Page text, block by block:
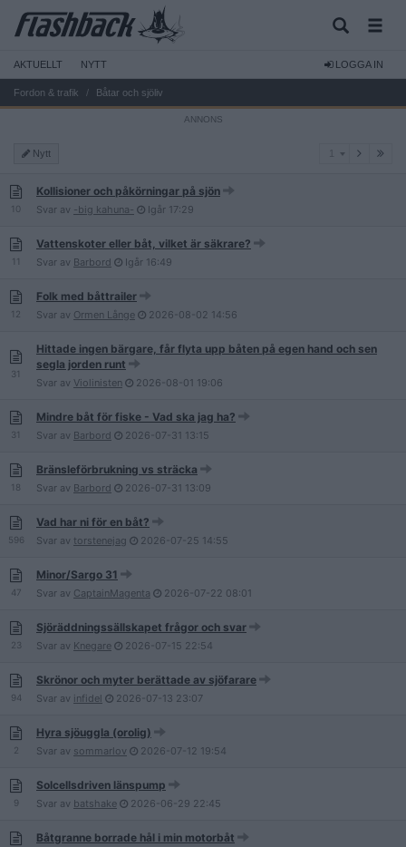
AKTUELLT NYTT LOGGA IN
Fordon & trafik Båtar och sjöliv
Nytt
10
Kollisioner och påkörningar på sjön
Svar av -big kahuna- Igår 17:29
11
Vattenskoter eller båt, vilket är säkrare?
Svar av Barbord Igår 16:49
12
Folk med båttrailer
Svar av Ormen Långe 2026-08-02 14:56
31
Hittade ingen bärgare, får flyta upp båten på egen hand och sen
segla jorden runt
Svar av Violinisten 2026-08-01 19:06
31
Mindre båt för fiske - Vad ska jag ha?
Svar av Barbord 2026-07-31 13:15
18
Bränsleförbrukning vs sträcka
Svar av Barbord 2026-07-31 13:09
596
Vad har ni för en båt?
Svar av torstenejag 2026-07-25 14:55
47
Minor/Sargo 31
Svar av CaptainMagenta 2026-07-22 08:01
23
Sjöräddningssällskapet frågor och svar
Svar av Knegare 2026-07-15 22:54
94
Skrönor och myter berättade av sjöfarare
Svar av infidel 2026-07-13 23:07
2
Hyra sjöuggla (orolig)
Svar av sommarlov 2026-07-12 19:54
9
Solcellsdriven länspump
Svar av batshake 2026-06-29 22:45
Båtgranne borrade hål i min motorbåt